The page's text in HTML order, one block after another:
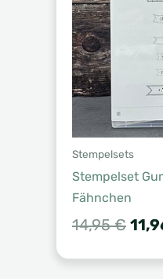
Stempelsets
Stempelset
Fähnchen
14,95€
war: